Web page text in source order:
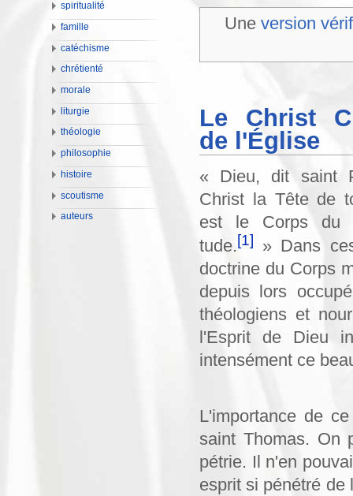
Uneversion
Le Christ
de l'Église
« Dieu, dit saint
Christ la Tête de
est le Corps du
tude.[1]
» Dans
doctrine du Corps
depuis lors
théologiens et
l'Esprit de Dieu
intensément ce
L'importance de
saint Thomas. On
pétrie. Il n'en
esprit si pénétré de
spiritualité
famille
catéchisme
chrétienté
morale
liturgie
théologie
philosophie
histoire
scoutisme
auteurs